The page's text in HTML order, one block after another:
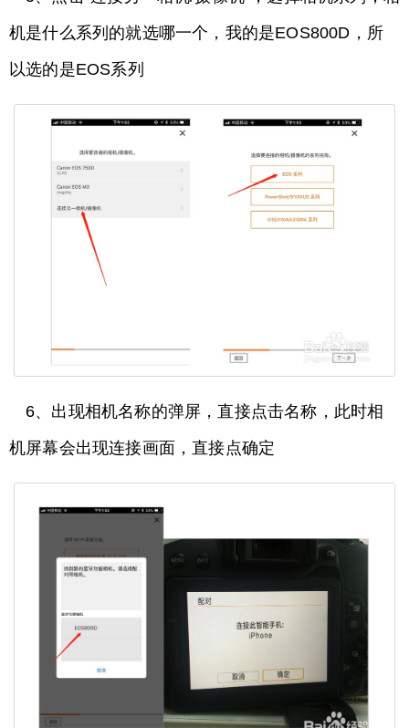
机是什么系列的就选哪一个，我的是EOS800D，所
以选的是EOS系列
6、出现相机名称的弹屏，直接点击名称，此时相
机屏幕会出现连接画面，直接点确定